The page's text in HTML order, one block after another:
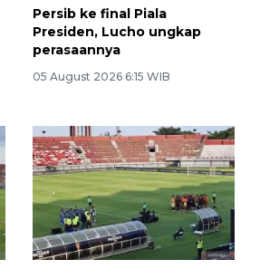
Persib ke final Piala
Presiden, Lucho ungkap
perasaannya
05 August 2026 6:15 WIB